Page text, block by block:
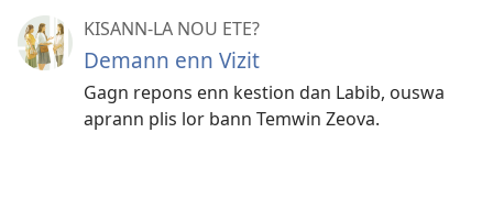
KISANN-LA NOU ETE?
Demann enn Vizit
Gagn repons enn kestion dan Labib, ouswa
aprann plis lor bann Temwin Zeova.